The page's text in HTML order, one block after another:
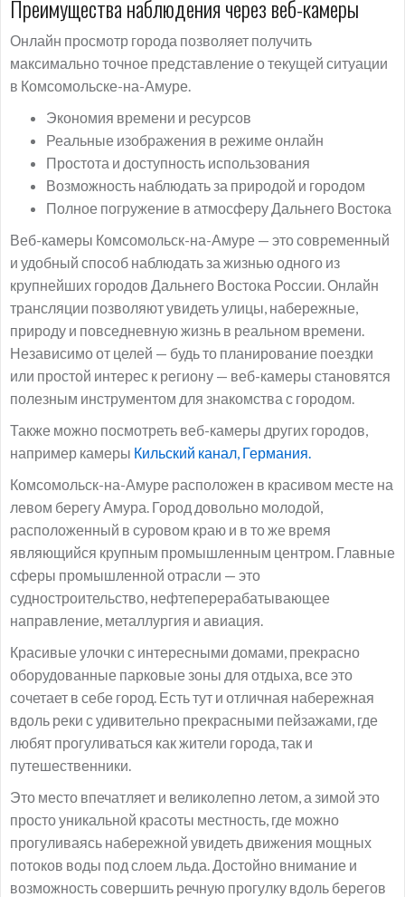
Преимущества наблюдения через веб-камеры
Онлайн просмотр города позволяет получить
максимально точное представление о текущей ситуации
в Комсомольске-на-Амуре.
Экономия времени и ресурсов
Реальные изображения в режиме онлайн
Простота и доступность использования
Возможность наблюдать за природой и городом
Полное погружение в атмосферу Дальнего Востока
Веб-камеры Комсомольск-на-Амуре — это современный
и удобный способ наблюдать за жизнью одного из
крупнейших городов Дальнего Востока России. Онлайн
трансляции позволяют увидеть улицы, набережные,
природу и повседневную жизнь в реальном времени.
Независимо от целей — будь то планирование поездки
или простой интерес к региону — веб-камеры становятся
полезным инструментом для знакомства с городом.
Также можно посмотреть веб-камеры других городов,
например камеры Кильский канал, Германия.
Комсомольск-на-Амуре расположен в красивом месте на
левом берегу Амура. Город довольно молодой,
расположенный в суровом краю и в то же время
являющийся крупным промышленным центром. Главные
сферы промышленной отрасли — это
судностроительство, нефтеперерабатывающее
направление, металлургия и авиация.
Красивые улочки с интересными домами, прекрасно
оборудованные парковые зоны для отдыха, все это
сочетает в себе город. Есть тут и отличная набережная
вдоль реки с удивительно прекрасными пейзажами, где
любят прогуливаться как жители города, так и
путешественники.
Это место впечатляет и великолепно летом, а зимой это
просто уникальной красоты местность, где можно
прогуливаясь набережной увидеть движения мощных
потоков воды под слоем льда. Достойно внимание и
возможность совершить речную прогулку вдоль берегов